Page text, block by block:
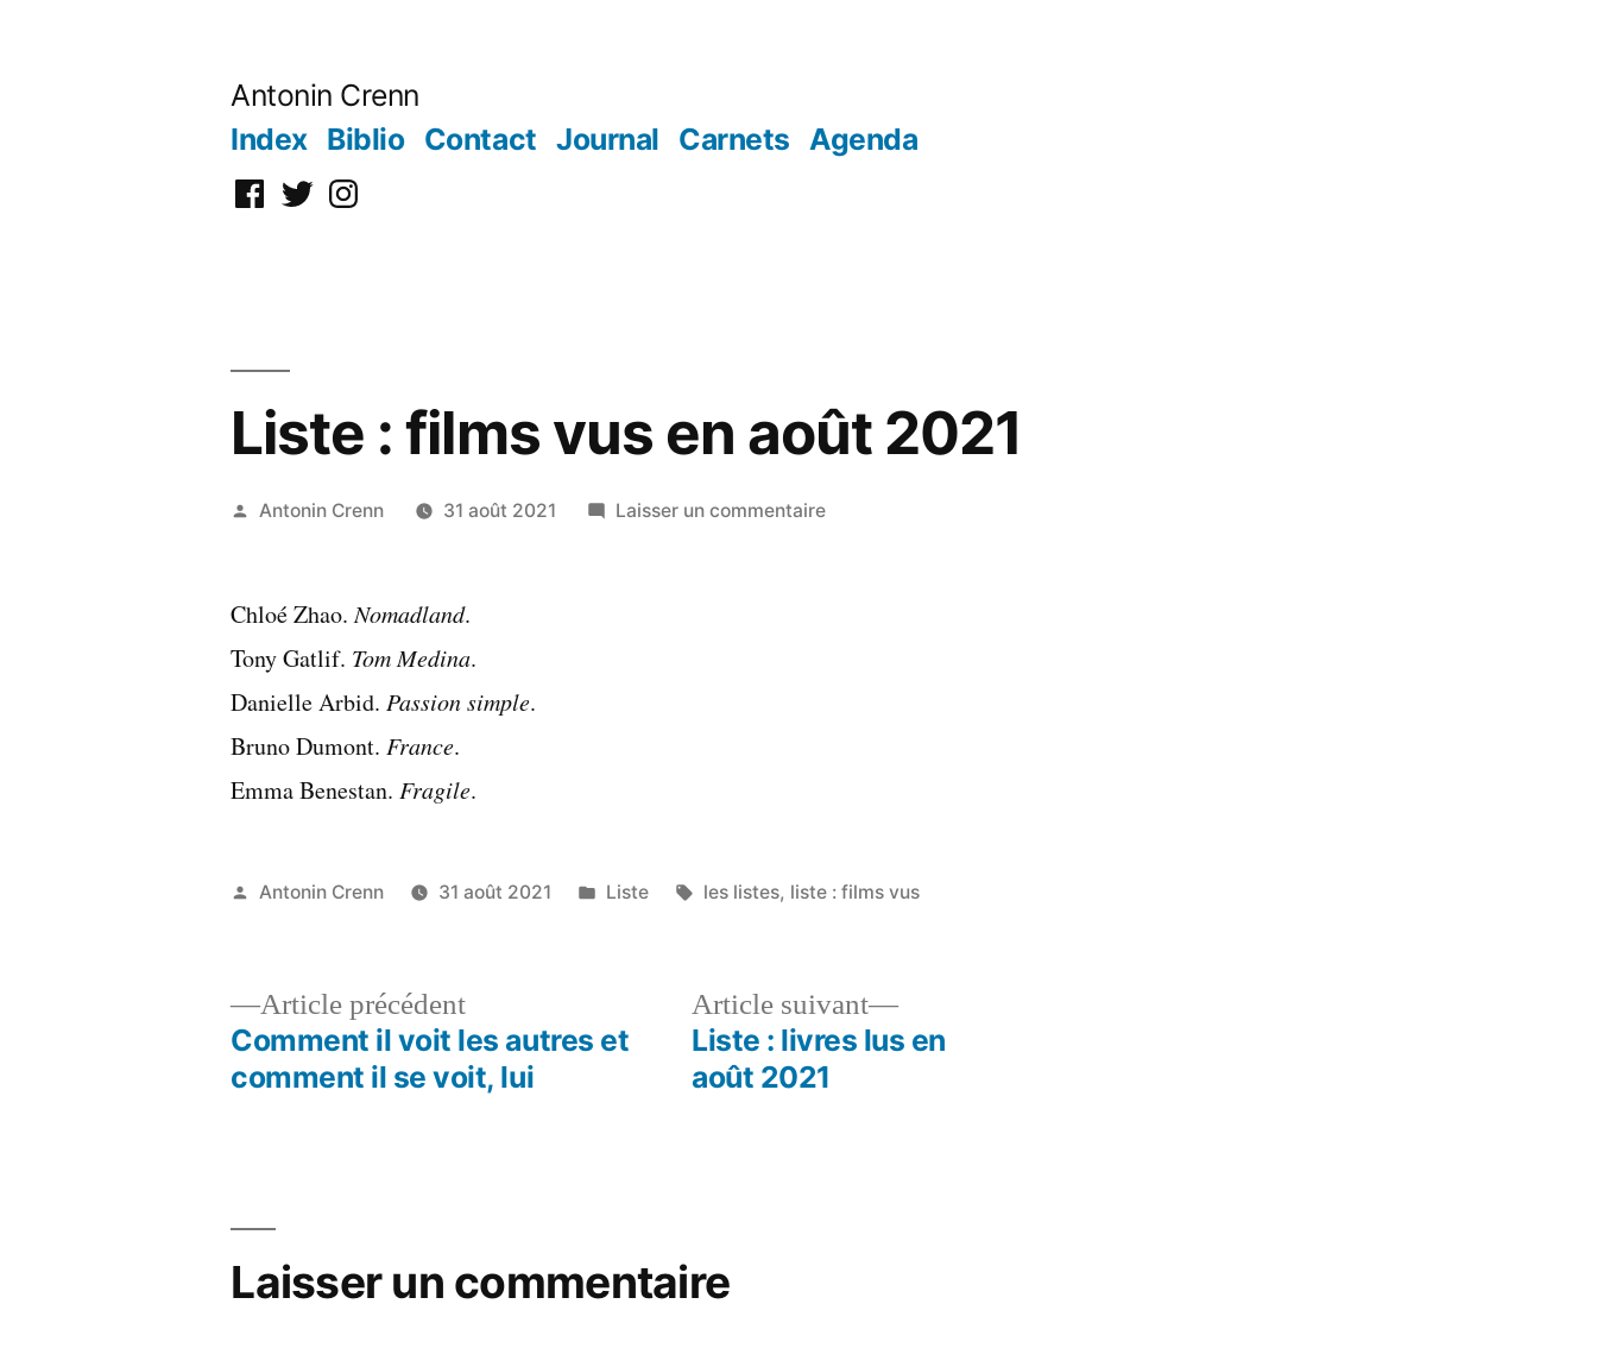
Antonin Crenn
Index Biblio Contact Journal Carnets Agenda
Facebook
TwitterInstagram
Liste : films vus en août 2021
Publié
Antonin Crenn 31 août 2021 Laisser un commentairesur
Chloé Zhao.Nomadland.
Tony Gatlif. Tom Medina.
Danielle Arbid.Passion simple.
Bruno Dumont.France.
Emma Benestan.Fragile.
Publié
Antonin Crenn 31 août 2021
Publié
Liste Étiquettes :
les listes, liste : films vus
Navigation
Article précédentArticle
précédent :
Comment il voit les autres et
comment il se voit, lui
Article suivant
Article
suivant :
Liste : livres lus en
août 2021
Laisser un commentaire